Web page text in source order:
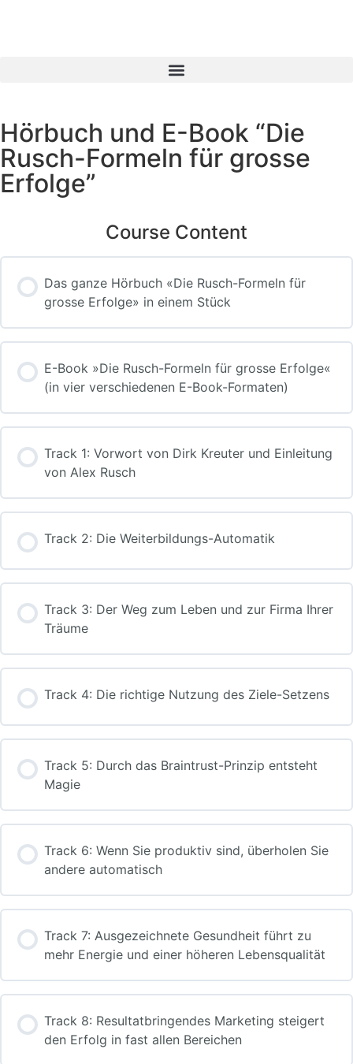
Hörbuch und E-Book “Die
Rusch-Formeln für grosse
Erfolge”
Course Content
Das ganze Hörbuch «Die Rusch-Formeln für
grosse Erfolge» in einem Stück
E-Book »Die Rusch-Formeln für grosse Erfolge«
(in vier verschiedenen E-Book-Formaten)
Track 1: Vorwort von Dirk Kreuter und Einleitung
von Alex Rusch
Track 2: Die Weiterbildungs-Automatik
Track 3: Der Weg zum Leben und zur Firma Ihrer
Träume
Track 4: Die richtige Nutzung des Ziele-Setzens
Track 5: Durch das Braintrust-Prinzip entsteht
Magie
Track 6: Wenn Sie produktiv sind, überholen Sie
andere automatisch
Track 7: Ausgezeichnete Gesundheit führt zu
mehr Energie und einer höheren Lebensqualität
Track 8: Resultatbringendes Marketing steigert
den Erfolg in fast allen Bereichen